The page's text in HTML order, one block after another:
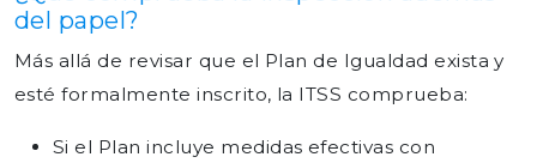
del papel?
Más allá de revisar que el Plan de Igualdad exista y
esté formalmente inscrito, la ITSS comprueba:
Si el Plan incluye medidas efectivas con